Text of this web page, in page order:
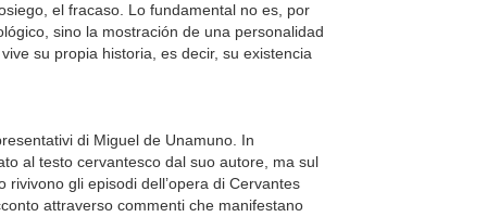
el fracaso. Lo fundamental no es, por
sino la mostración de una personalidad
su propia historia, es decir, su existencia
di Miguel de Unamuno. In
al testo cervantesco dal suo autore, ma sul
gli episodi dell’opera di Cervantes
attraverso commenti che manifestano